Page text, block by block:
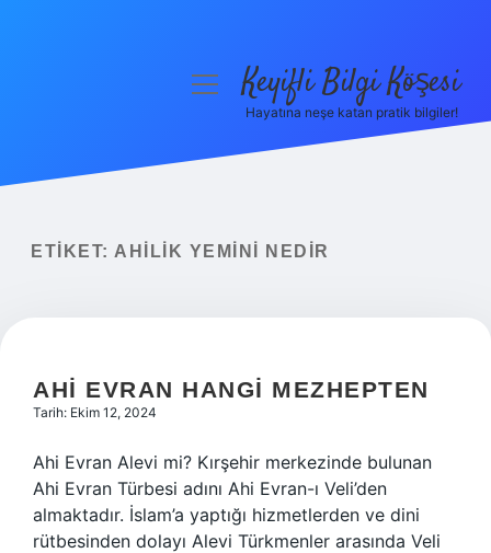
Yasal Uyarı
menüyüKeyifli Bilgi Köşesi
Hayatına neşe katan pratik bilgiler!
ETIKET: AHILIK YEMINI NEDIR
AHI EVRAN HANGI MEZHEPTEN
Tarih: Ekim 12, 2024
Ahi Evran Alevi mi? Kırşehir merkezinde bulunan
Ahi Evran Türbesi adını Ahi Evran-ı Veli’den
almaktadır. İslam’a yaptığı hizmetlerden ve dini
rütbesinden dolayı Alevi Türkmenler arasında Veli